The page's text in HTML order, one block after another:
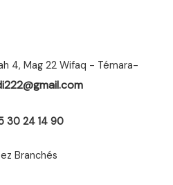
4, Mag 22 Wifaq - Témara-
30 24 14 90
Branchés